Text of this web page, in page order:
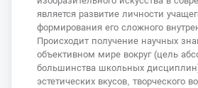
является развитие личности
формирования его сложного
Происходит получение научных
объективном мире вокруг (цель
большинства школьных
эстетических вкусов, творческого